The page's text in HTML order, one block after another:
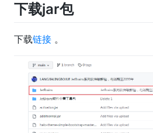
下载jar包
下载链接 。